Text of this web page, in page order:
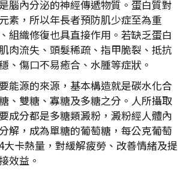
腦內分泌的神經傳遞物質。蛋白質對
素，所以年長者預防肌少症至為重
組織修復也具直接作用。若缺乏蛋白
肉流失、頭髮稀疏、指甲脆裂、抵抗
、傷口不易癒合、水腫等症狀。
能源的來源，基本構造就是碳水化合
、雙糖、寡糖及多糖之分。人所攝取
成分都是多糖類澱粉，澱粉經人體內
解，成為單糖的葡萄糖，每公克葡萄
大卡熱量，對緩解疲勞、改善情緒及提
效益。